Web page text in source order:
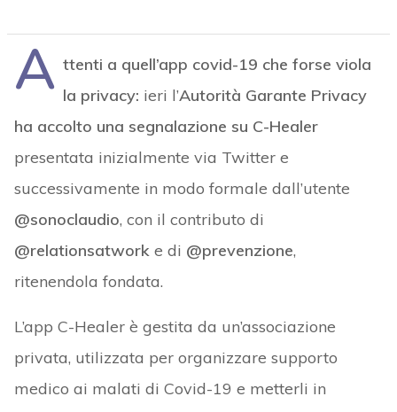
A ttenti a quell’app covid-19 che forse viola
la privacy: ieri l’Autorità Garante Privacy
ha accolto una segnalazione su C-Healer
presentata inizialmente via Twitter e
successivamente in modo formale dall’utente
@sonoclaudio, con il contributo di
@relationsatworke di @prevenzione,
ritenendola fondata.
L’app C-Healer è gestita da un’associazione
privata, utilizzata per organizzare supporto
medico ai malati di Covid-19 e metterli in